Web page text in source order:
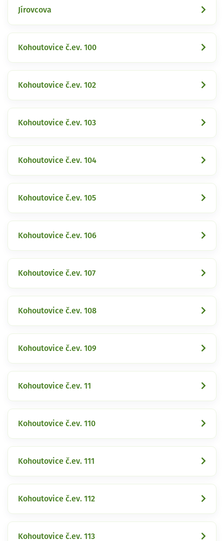
Jírovcova
Kohoutovice č.ev. 100
Kohoutovice č.ev. 102
Kohoutovice č.ev. 103
Kohoutovice č.ev. 104
Kohoutovice č.ev. 105
Kohoutovice č.ev. 106
Kohoutovice č.ev. 107
Kohoutovice č.ev. 108
Kohoutovice č.ev. 109
Kohoutovice č.ev. 11
Kohoutovice č.ev. 110
Kohoutovice č.ev. 111
Kohoutovice č.ev. 112
Kohoutovice č.ev. 113